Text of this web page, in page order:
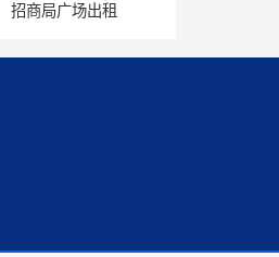
华润置地大厦招租